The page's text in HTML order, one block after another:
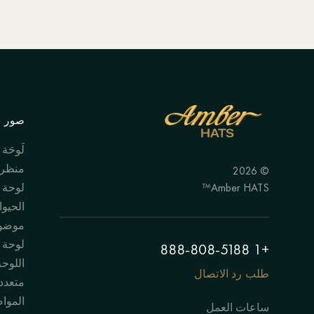
© 2026
Amber HATS™
+1 888-808-5188
طلب رد الاتصال
ساعات العمل
صور
لَوحَة
لوحة
لوحة